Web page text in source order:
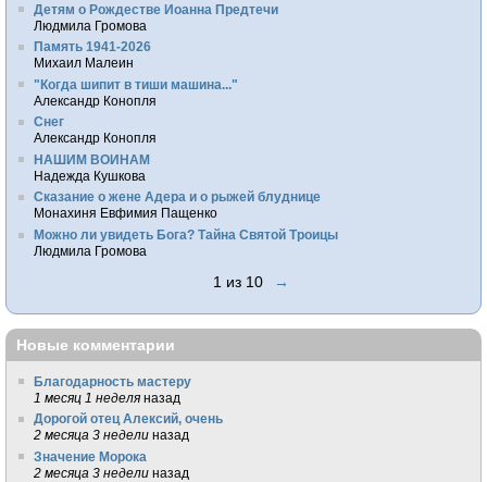
Детям о Рождестве Иоанна Предтечи
Людмила Громова
Память 1941-2026
Михаил Малеин
"Когда шипит в тиши машина..."
Александр Конопля
Снег
Александр Конопля
НАШИМ ВОИНАМ
Надежда Кушкова
Сказание о жене Адера и о рыжей блуднице
Монахиня Евфимия Пащенко
Можно ли увидеть Бога? Тайна Святой Троицы
Людмила Громова
1 из 10 →
Новые комментарии
Благодарность мастеру
1 месяц 1 неделя назад
Дорогой отец Алексий, очень
2 месяца 3 недели назад
Значение Морока
2 месяца 3 недели назад